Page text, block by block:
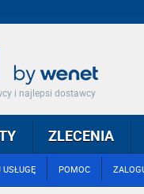
i najlepsi dostawcy
USŁUGĘ POMOC
ZLECENIA